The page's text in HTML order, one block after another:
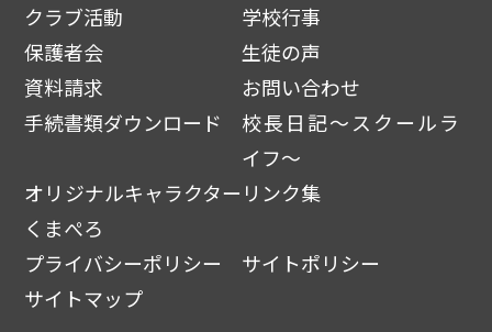
クラブ活動
学校行事
保護者会
生徒の声
資料請求
お問い合わせ
手続書類ダウンロード
校長日記～スクールラ
イフ～
オリジナルキャラクター
くまぺろ
リンク集
プライバシーポリシー
サイトポリシー
サイトマップ